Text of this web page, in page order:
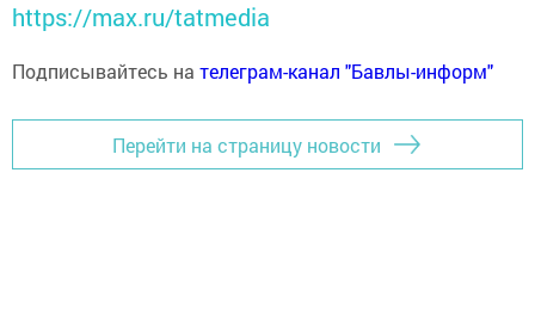
https://max.ru/tatmedia
Подписывайтесь на телеграм-канал "Бавлы-информ"
Перейти на страницу новости